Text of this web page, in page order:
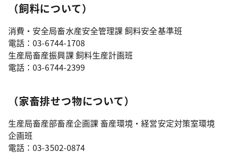
（飼料について）
消費・安全局畜水産安全管理課 飼料安全基準班
電話：03-6744-1708
生産局畜産振興課 飼料生産計画班
電話：03-6744-2399
（家畜排せつ物について）
生産局畜産部畜産企画課 畜産環境・経営安定対策室環境
企画班
電話：03-3502-0874